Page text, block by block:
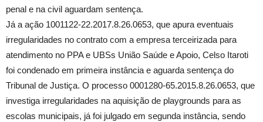
penal e na civil aguardam sentença.
Já a ação 1001122-22.2017.8.26.0653, que apura eventuais
irregularidades no contrato com a empresa terceirizada para
atendimento no PPA e UBSs União Saúde e Apoio, Celso Itaroti
foi condenado em primeira instância e aguarda sentença do
Tribunal de Justiça. O processo 0001280-65.2015.8.26.0653, que
investiga irregularidades na aquisição de playgrounds para as
escolas municipais, já foi julgado em segunda instância, sendo